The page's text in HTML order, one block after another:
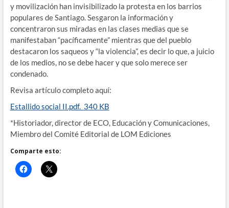
y movilización han invisibilizado la protesta en los barrios
populares de Santiago. Sesgaron la información y
concentraron sus miradas en las clases medias que se
manifestaban “pacíficamente” mientras que del pueblo
destacaron los saqueos y “la violencia”, es decir lo que, a juicio
de los medios, no se debe hacer y que solo merece ser
condenado.
Revisa artículo completo aquí:
Estallido social II.pdf. 340 KB
*Historiador, director de ECO, Educación y Comunicaciones,
Miembro del Comité Editorial de LOM Ediciones
Comparte esto: